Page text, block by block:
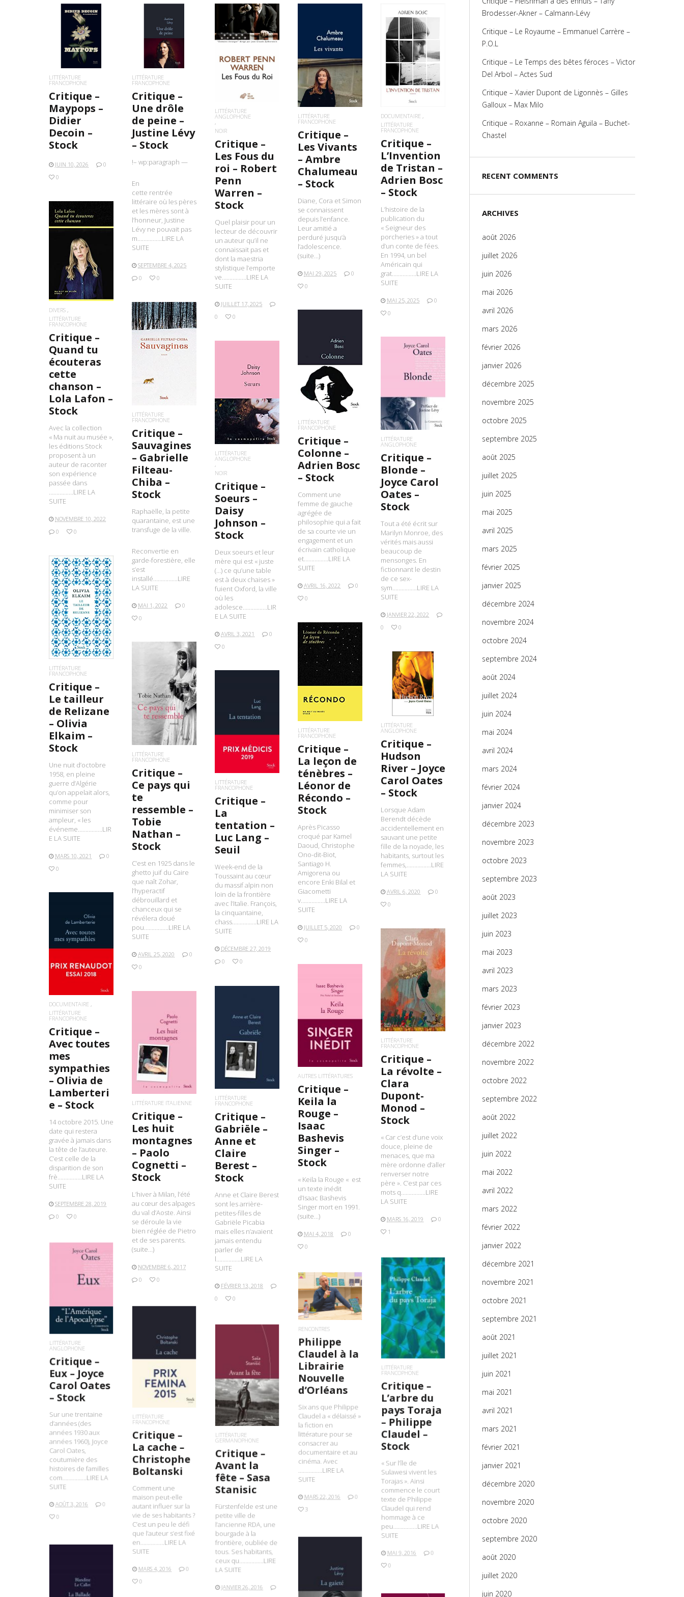
LIRE LA SUITE
LITTÉRATURE
FRANCOPHONE
Critique –
Maypops –
Didier
Decoin –
Stock
JUIN 10, 2026
0
0
LIRE LA SUITE
LITTÉRATURE
FRANCOPHONE
Critique –
Une drôle
de peine –
Justine Lévy
– Stock
!– wp:paragraph —
En
cette rentrée
littéraire où les pères
et les mères sont à
l’honneur, Justine
Lévy ne pouvait pas
m…………….LIRE LA
SUITE
SEPTEMBRE 4, 2025
0
0
LIRE LA SUITE
LITTÉRATURE
ANGLOPHONE
NOIR
Critique –
Les Fous du
roi – Robert
Penn
Warren –
Stock
Quel plaisir pour un
lecteur de découvrir
un auteur qu’il ne
connaissait pas et
dont la maestria
stylistique l’emporte
ve…………….LIRE LA
SUITE
JUILLET 17, 2025
0
0
LIRE LA SUITE
LITTÉRATURE
FRANCOPHONE
Critique –
Les Vivants
– Ambre
Chalumeau
– Stock
Diane, Cora et Simon
se connaissent
depuis l’enfance.
Leur amitié a
perduré jusqu’à
l’adolescence.
(suite…)
MAI 29, 2025
0
0
LIRE LA SUITE
DOCUMENTAIRE
LITTÉRATURE
FRANCOPHONE
Critique –
L’Invention
de Tristan –
Adrien Bosc
– Stock
L’histoire de la
publication du
« Seigneur des
porcheries » a tout
d’un conte de fées.
En 1994, un bel
Américain qui
grat…………….LIRE LA
SUITE
MAI 25, 2025
0
0
LIRE LA SUITE
DIVERS
LITTÉRATURE
FRANCOPHONE
Critique –
Quand tu
écouteras
cette
chanson –
Lola Lafon –
Stock
Avec la collection
« Ma nuit au musée »,
les éditions Stock
proposent à un
auteur de raconter
son expérience
passée dans
…………….LIRE LA
SUITE
NOVEMBRE 10, 2022
0
0
LIRE LA SUITE
LITTÉRATURE
FRANCOPHONE
Critique –
Sauvagines
– Gabrielle
Filteau-
Chiba –
Stock
Raphaëlle, la petite
quarantaine, est une
transfuge de la ville.
Reconvertie en
garde-forestière, elle
s’est
installé…………….LIRE
LA SUITE
MAI 1, 2022
0
0
LIRE LA SUITE
LITTÉRATURE
FRANCOPHONE
Critique –
Colonne –
Adrien Bosc
– Stock
Comment une
femme de gauche
agrégée de
philosophie qui a fait
de sa courte vie un
engagement et un
écrivain catholique
et…………….LIRE LA
SUITE
AVRIL 16, 2022
0
0
LIRE LA SUITE
LITTÉRATURE
ANGLOPHONE
Critique –
Blonde –
Joyce Carol
Oates –
Stock
Tout a été écrit sur
Marilyn Monroe, des
vérités mais aussi
beaucoup de
mensonges. En
fictionnant le destin
de ce sex-
sym…………….LIRE LA
SUITE
JANVIER 22, 2022
0
0
LITTÉRATURE
ANGLOPHONE
NOIR
Critique –
Soeurs –
Daisy
Johnson –
Stock
Deux soeurs et leur
mère qui est « juste
(…) ce qu’une table
est à deux chaises »
fuient Oxford, la ville
où les
adolesce…………….LIR
E LA SUITE
AVRIL 3, 2021
0
0
LIRE LA SUITE
LITTÉRATURE
FRANCOPHONE
Critique –
Le tailleur
de Relizane
– Olivia
Elkaim –
Stock
Une nuit d’octobre
1958, en pleine
guerre d’Algérie
qu’on appelait alors,
comme pour
minimiser son
ampleur, « les
événeme…………….LIR
E LA SUITE
MARS 10, 2021
0
0
LIRE LA SUITE
LITTÉRATURE
FRANCOPHONE
Critique –
La leçon de
ténèbres –
Léonor de
Récondo –
Stock
Après Picasso
croqué par Kamel
Daoud, Christophe
Ono-dit-Biot,
Santiago H.
Amigorena ou
encore Enki Bilal et
Giacometti
v…………….LIRE LA
SUITE
JUILLET 5, 2020
0
0
LIRE LA SUITE
LITTÉRATURE
FRANCOPHONE
Critique –
Ce pays qui
te
ressemble –
Tobie
Nathan –
Stock
C’est en 1925 dans le
ghetto juif du Caire
que naît Zohar,
l’hyperactif
débrouillard et
chanceux qui se
révélera doué
pou…………….LIRE LA
SUITE
AVRIL 25, 2020
0
0
LIRE LA SUITE
LITTÉRATURE
ANGLOPHONE
Critique –
Hudson
River – Joyce
Carol Oates
– Stock
Lorsque Adam
Berendt décède
accidentellement en
sauvant une petite
fille de la noyade, les
habitants, surtout les
femmes,…………….LIRE
LA SUITE
AVRIL 6, 2020
0
0
LIRE LA SUITE
LITTÉRATURE
FRANCOPHONE
Critique –
La
tentation –
Luc Lang –
Seuil
Week-end de la
Toussaint au cœur
du massif alpin non
loin de la frontière
avec l’Italie. François,
la cinquantaine,
chass…………….LIRE LA
SUITE
DÉCEMBRE 27, 2019
0
0
LIRE LA SUITE
DOCUMENTAIRE
LITTÉRATURE
FRANCOPHONE
Critique –
Avec toutes
mes
sympathies
– Olivia de
Lamberteri
e – Stock
14 octobre 2015. Une
date qui restera
gravée à jamais dans
la tête de l’auteure.
C’est celle de la
disparition de son
frè…………….LIRE LA
SUITE
SEPTEMBRE 28, 2019
0
0
LIRE LA SUITE
LITTÉRATURE
FRANCOPHONE
Critique –
La révolte –
Clara
Dupont-
Monod –
Stock
« Car c’est d’une voix
douce, pleine de
menaces, que ma
mère ordonne d’aller
renverser notre
père ». C’est par ces
mots q…………….LIRE
LA SUITE
MARS 16, 2019
0
1
LIRE LA SUITE
AUTRES LITTÉRATURES
Critique –
Keila la
Rouge –
Isaac
Bashevis
Singer –
Stock
« Keila la Rouge « est
un texte inédit
d’Isaac Bashevis
Singer mort en 1991.
(suite…)
MAI 4, 2018
0
0
LIRE LA SUITE
LITTÉRATURE
FRANCOPHONE
Critique –
Gabriële –
Anne et
Claire
Berest –
Stock
Anne et Claire Berest
sont les arrière-
petites-filles de
Gabriële Picabia
mais elles n’avaient
jamais entendu
parler de
l…………….LIRE LA
SUITE
FÉVRIER 13, 2018
0
0
LIRE LA SUITE
LITTÉRATURE ITALIENNE
Critique –
Les huit
montagnes
– Paolo
Cognetti –
Stock
L’hiver à Milan, l’été
au cœur des alpages
du val d’Aoste. Ainsi
se déroule la vie
bien réglée de Pietro
et de ses parents.
(suite…)
NOVEMBRE 6, 2017
0
0
LIRE LA SUITE
LITTÉRATURE
ANGLOPHONE
Critique –
Eux – Joyce
Carol Oates
– Stock
Sur une trentaine
d’années (des
années 1930 aux
années 1960), Joyce
Carol Oates,
coutumière des
histoires de familles
com…………….LIRE LA
SUITE
AOÛT 3, 2016
0
0
LIRE LA SUITE
LITTÉRATURE
FRANCOPHONE
Critique –
L’arbre du
pays Toraja
– Philippe
Claudel –
Stock
« Sur l’île de
Sulawesi vivent les
Torajas ». Ainsi
commence le court
texte de Philippe
Claudel qui rend
hommage à ce
peu…………….LIRE LA
SUITE
MAI 9, 2016
0
0
LIRE LA SUITE
RENCONTRES
Philippe
Claudel à la
Librairie
Nouvelle
d’Orléans
Six ans que Philippe
Claudel a « délaissé »
la fiction en
littérature pour se
consacrer au
documentaire et au
cinéma. Avec
…………….LIRE LA
SUITE
MARS 22, 2016
0
3
LIRE LA SUITE
LITTÉRATURE
FRANCOPHONE
Critique –
La cache –
Christophe
Boltanski
Comment une
maison peut-elle
autant influer sur la
vie de ses habitants ?
C’est un peu le défi
que l’auteur s’est fixé
en…………….LIRE LA
SUITE
MARS 4, 2016
0
0
LIRE LA SUITE
LITTÉRATURE
GERMANOPHONE
Critique –
Avant la
fête – Sasa
Stanisic
Fürstenfelde est une
petite ville de
l’ancienne RDA, une
bourgade à la
frontière, oubliée de
tous. Ses habitants,
ceux qu…………….LIRE
LA SUITE
JANVIER 26, 2016 LIRE LA SUITE
Brodesser-Akner – Calmann-Lévy
Critique – Le Royaume – Emmanuel Carrère –
P.O.L
Critique – Le Temps des bêtes féroces – Victor
Del Arbol – Actes Sud
Critique – Xavier Dupont de Ligonnès – Gilles
Galloux – Max Milo
Critique – Roxanne – Romain Aguila – Buchet-
Chastel
RECENT COMMENTS
ARCHIVES
août 2026
juillet 2026
juin 2026
mai 2026
avril 2026
mars 2026
février 2026
janvier 2026
décembre 2025
novembre 2025
octobre 2025
septembre 2025
août 2025
juillet 2025
juin 2025
mai 2025
avril 2025
mars 2025
février 2025
janvier 2025
décembre 2024
novembre 2024
octobre 2024
septembre 2024
août 2024
juillet 2024
juin 2024
mai 2024
avril 2024
mars 2024
février 2024
janvier 2024
décembre 2023
novembre 2023
octobre 2023
septembre 2023
août 2023
juillet 2023
juin 2023
mai 2023
avril 2023
mars 2023
février 2023
janvier 2023
décembre 2022
novembre 2022
octobre 2022
septembre 2022
août 2022
juillet 2022
juin 2022
mai 2022
avril 2022
mars 2022
février 2022
janvier 2022
décembre 2021
novembre 2021
octobre 2021
septembre 2021
août 2021
juillet 2021
juin 2021
mai 2021
avril 2021
mars 2021
février 2021
janvier 2021
décembre 2020
novembre 2020
octobre 2020
septembre 2020
août 2020
juillet 2020
juin 2020